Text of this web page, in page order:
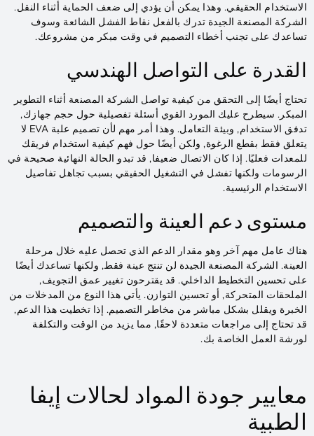
الاستخدام الحقيقي. وهذا يمكن أن يؤدي إلى ضعف الحماية أثناء النقل.
الشركة المصنعة الجيدة تدرك بالفعل نقاط الفشل الشائعة وسوف
تساعدك على تجنب أخطاء التصميم في وقت مبكر من مشروعك.
القدرة على التواصل الهندسي
تحتاج أيضًا إلى التحقق من كيفية تواصل الشركة المصنعة أثناء التطوير
المبكر. سيطرح عليك المورد القوي أسئلة تفصيلية حول حجم جهازك,
تدفق الاستخدام, وبيئة التعامل. وهذا أمر مهم لأن تصميم علبة EVA لا
يتعلق فقط بقطع الرغوة, ولكن أيضًا حول فهم كيفية استخدام فريقك
للمعدات فعليًا. إذا كان الاتصال ضعيفا, قد تبدو الحالة النهائية صحيحة في
الرسومات ولكنها تفشل في التشغيل الحقيقي بسبب تجاهل تفاصيل
الاستخدام الرئيسية.
مستوى دعم العينة والتصميم
هناك عامل مهم آخر وهو مقدار الدعم الذي تحصل عليه خلال مرحلة
العينة. الشركة المصنعة الجيدة لن تنتج عينة فقط, ولكنها تساعدك أيضًا
على تحسين التخطيط الداخلي. قد يقترحون تغيير عمق التجويف,
الملحقات المتحركة, أو تحسين التوازن. يأتي هذا النوع من المدخلات من
الخبرة ويقلل بشكل مباشر من مخاطر التصميم. إذا تخطيت هذا الدعم,
قد تحتاج إلى مراجعات متعددة لاحقًا, مما يزيد من الوقت والتكلفة
لورشة العمل الخاصة بك.
معايير جودة المواد لحالات إيفا
الطبية